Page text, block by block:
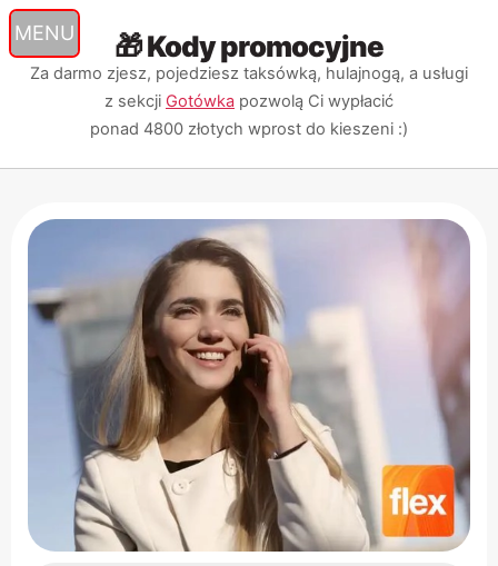
Przejdź
do
nawigacji
Przejdź
do
treści
Przejdź
do
wyszukiwarki
🎁 Kody promocyjne
Za darmo zjesz, pojedziesz taksówką, hulajnogą, a usługi
z sekcji Gotówka pozwolą Ci wypłacić
ponad 4800 złotych wprost do kieszeni :)